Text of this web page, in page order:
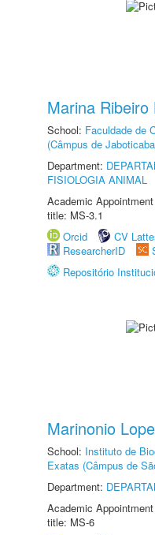
Marina
School: Faculdade de
(Câmpus de
Department:
FISIOLOGIA ANIMAL
Academic
title: MS-3.1
Orcid
CV
ResearcherID
Repositório
Marinonio
School: Instituto de
Exatas (Câmpus de
Department:
Academic
title: MS-6